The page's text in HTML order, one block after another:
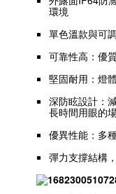
環境
單色溫款與可
可靠性高：優
堅固耐用：燈
深防眩設計：
長時間用眼的
優異性能：多
彈力支撐結構